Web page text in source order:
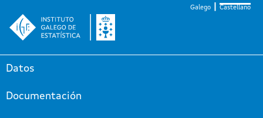
Galego Castellano
Datos
Documentación